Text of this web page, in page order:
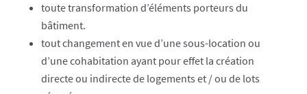
toute transformation d’éléments porteurs du
bâtiment.
tout changement en vue d’une sous-location ou
d’une cohabitation ayant pour effet la création
directe ou indirecte de logements et / ou de lots